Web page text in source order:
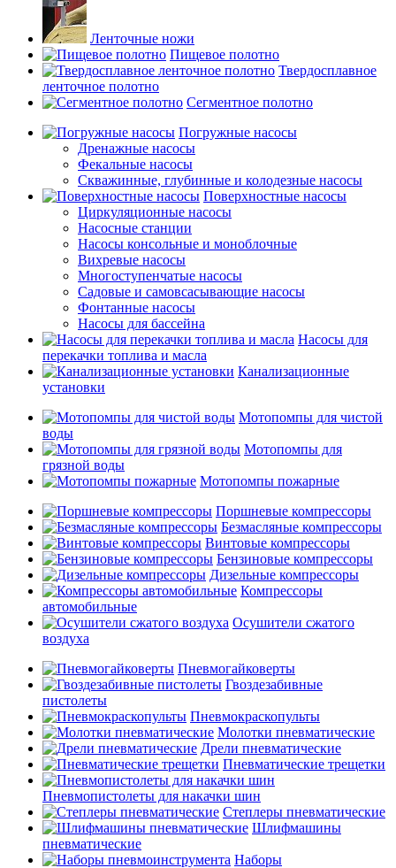
Ленточные ножи
Пищевое полотно
Твердосплавное
ленточное полотно
Сегментное полотно
Погружные насосы
Дренажные насосы
Фекальные насосы
Скважинные, глубинные и колодезные насосы
Поверхностные насосы
Циркуляционные насосы
Насосные станции
Насосы консольные и моноблочные
Вихревые насосы
Многоступенчатые насосы
Садовые и самовсасывающие насосы
Фонтанные насосы
Насосы для бассейна
Насосы для
перекачки топлива и масла
Канализационные
установки
Мотопомпы для чистой
воды
Мотопомпы для
грязной воды
Мотопомпы пожарные
Поршневые компрессоры
Безмасляные компрессоры
Винтовые компрессоры
Бензиновые компрессоры
Дизельные компрессоры
Компрессоры
автомобильные
Осушители сжатого
воздуха
Пневмогайковерты
Гвоздезабивные
пистолеты
Пневмокраскопульты
Молотки пневматические
Дрели пневматические
Пневматические трещетки
Пневмопистолеты для накачки шин
Степлеры пневматические
Шлифмашины
пневматические
Наборы